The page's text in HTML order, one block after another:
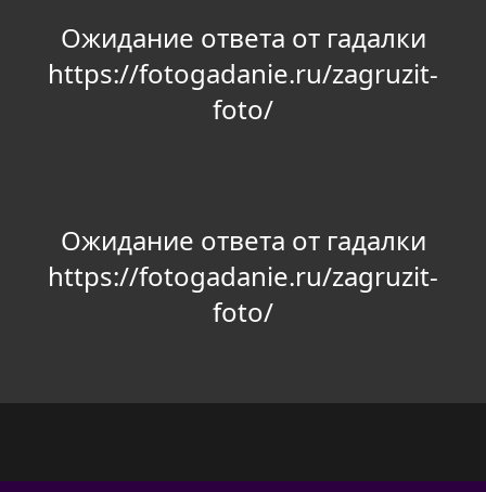
Ожидание ответа от гадалки
https://fotogadanie.ru/zagruzit-
foto/
Ожидание ответа от гадалки
https://fotogadanie.ru/zagruzit-
foto/